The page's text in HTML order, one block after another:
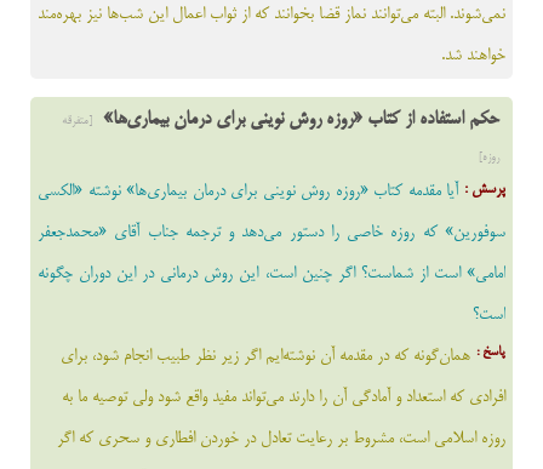
نمی‌شوند. البته می‌توانند نماز قضا بخوانند که از ثواب اعمال این شب‌ها نیز بهره‌مند
خواهند شد.
حکم استفاده از کتاب «روزه روش نوینى براى درمان بیماری‌ها» [متفرقه
روزه]
پرسش : آیا مقدمه کتاب «روزه روش نوینى براى درمان بیماری‌ها» نوشته «الکسى
سوفورین» که روزه خاصی را دستور می‌دهد و ترجمه جناب آقاى «محمدجعفر
امامى» است از شماست؟ اگر چنین است، این روش درمانى در این دوران چگونه
است؟
پاسخ : همان‌گونه که در مقدمه آن نوشته‌ایم اگر زیر نظر طبیب انجام شود، براى
افرادى که استعداد و آمادگى آن را دارند می‌تواند مفید واقع شود ولى توصیه ما به
روزه اسلامى است، مشروط بر رعایت تعادل در خوردن افطارى و سحری که اگر